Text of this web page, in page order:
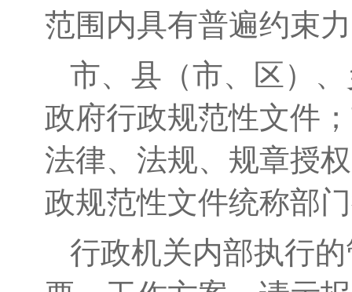
范围内具有普遍约束
市、县（市、区）
政府行政规范性文件
法律、法规、规章授
政规范性文件统称部
行政机关内部执行